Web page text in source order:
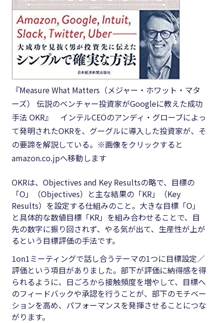
『Measure What Matters（メジャー・ホワット・マタ
ーズ） 伝説のベンチャー投資家がGoogleに教えた成功
手法 OKR』 インテルCEOのアンディ・グローブによっ
て発明されたOKRを、グーグルに導入した投資家が、そ
の要諦を解説している。※画像をクリックすると
amazon.co.jpへ移動します
OKRは、Objectives and Key Resultsの略で、目標の
「O」（Objectives）と主な結果の「KR」（Key
Results）を設定する仕組みのこと。大きな目標「O」
と具体的な数値目標「KR」を組み合わせることで、目
先の数字に振り回されず、やる気が出て、生産性が上が
るという目標評価の手法です。
1on1ミーティングで話し合うテーマの1つに目標設定／
評価という項目がありました。部下が評価に納得感を得
られるように、日ごろから接触頻度を増やして、目標へ
のフィードバックや承認を行うことが、部下のモチベー
ションを高め、パフォーマンスを発揮させることにつな
がります。